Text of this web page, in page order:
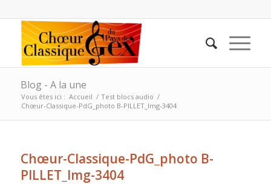
Blog - A la une
Vous êtes ici : Accueil / Test blocs audio /
Chœur-Classique-PdG_photo B-PILLET_Img-3404
Chœur-Classique-PdG_photo B-
PILLET_Img-3404